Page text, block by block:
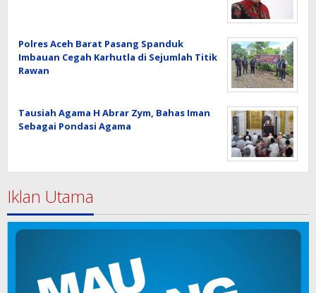
Polres Aceh Barat Pasang Spanduk
Imbauan Cegah Karhutla di Sejumlah Titik
Rawan
Tausiah Agama H Abrar Zym, Bahas Iman
Sebagai Pondasi Agama
Iklan Utama